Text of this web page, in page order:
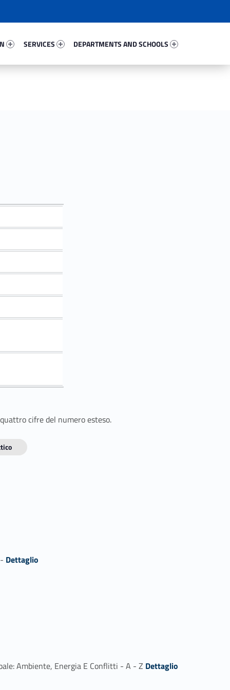
SERVICES
DEPARTMENTS AND SCHOOLS
cifre del numero esteso.
Link identifier #identifier_person_22874-1
Dettaglio
Ambiente, Energia E Conflitti - A - Z Link identifier #identifier_person_176266-2
Dettaglio